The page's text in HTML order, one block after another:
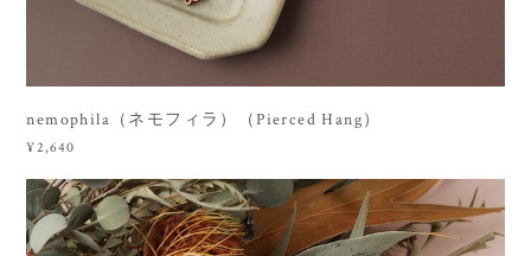
nemophila（ネモフィラ）（Pierced Hang）
¥2,640